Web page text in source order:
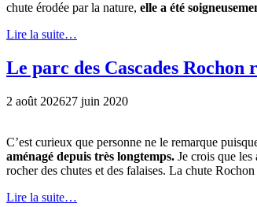
chute érodée par la nature, elle a été
Lire la suite…
Le parc des Cascades Rochon
2 août 202627 juin 2020
C’est curieux que personne ne le remarque
aménagé depuis très longtemps. Je crois que
rocher des chutes et des falaises. La chute
Lire la suite…